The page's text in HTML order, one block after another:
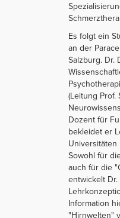
Es folgt ein
an der
Salzburg. Dr.
(Leitung Prof.
Dozent für
bekleidet er
Sowohl für
auch für die
entwickelt
Information
"Hirnwelten"